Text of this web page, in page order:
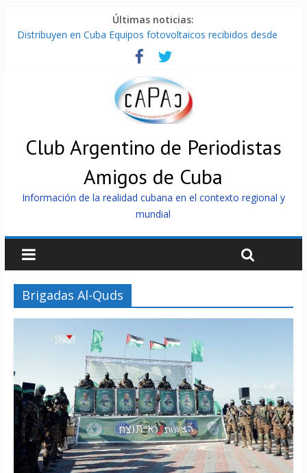
Últimas noticias:
Distribuyen en Cuba Equipos fotovoltaicos recibidos desde
La ONU condena medidas de EE.UU contra Cuba
Cuba alerta sobre doctrina militar de dominación de EEUU
Nuevas sanciones de EEUU contra Cuba apuntan a la
cooperación militar con Rusia y China
Brutal represión contra los que marchan para que no se
venda la patria
Club Argentino de Periodistas
Amigos de Cuba
Información de la realidad cubana en el contexto regional y
mundial
Brigadas Al-Quds